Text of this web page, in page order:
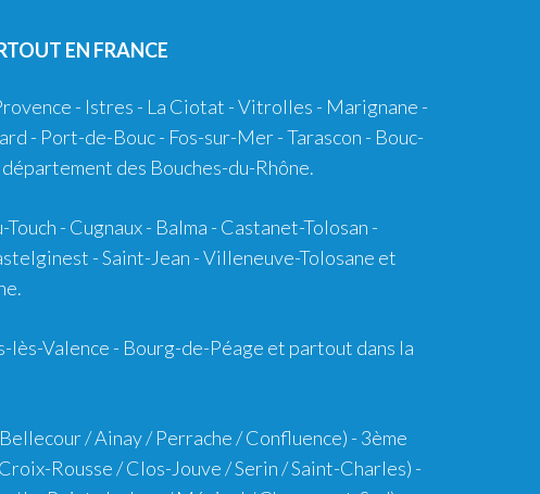
EN FRANCE
- Istres - La Ciotat -Vitrolles - Marignane -
- Port-de-Bouc- Fos-sur-Mer-Tarascon - Bouc-
des Bouches-du-Rhône.
Touch - Cugnaux- Balma - Castanet-Tolosan -
- Saint-Jean - Villeneuve-Tolosane et
Valence - Bourg-de-Péage et partout dans la
/ Ainay / Perrache / Confluence) - 3ème
Rousse / Clos-Jouve / Serin / Saint-Charles) -